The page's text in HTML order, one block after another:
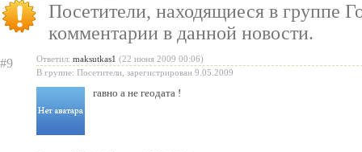
бесплатную модель
«Испеки свою любовь» —
Святого Валентина
Посетители, находящиеся в группе
комментарии в данной новости.
#9 Ответил: maksutkas1 (22 июня 2009 00:06)
В группе: Посетители, зарегистрирован 9.05.2009
гавно а не геодата !